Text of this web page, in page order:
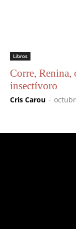
Libros
Corre, Renina,
insectívoro
Cris Carou -